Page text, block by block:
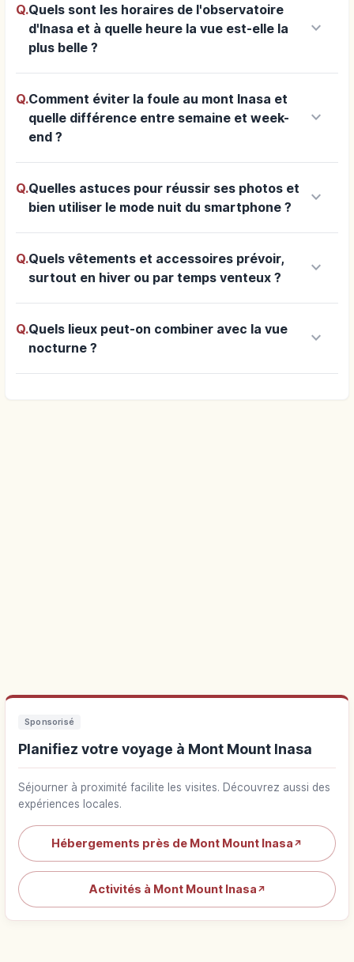
Q.Quels sont les horaires de l'observatoire
d'Inasa et à quelle heure la vue est-elle la
plus belle ?
keyboard_arrow_down
Q.Comment éviter la foule au mont Inasa et
quelle différence entre semaine et week-
end ?
keyboard_arrow_down
Q.Quelles astuces pour réussir ses photos et
bien utiliser le mode nuit du smartphone ?
keyboard_arrow_down
Q.Quels vêtements et accessoires prévoir,
surtout en hiver ou par temps venteux ?
keyboard_arrow_down
Q.Quels lieux peut-on combiner avec la vue
nocturne ?
keyboard_arrow_down
Sponsorisé
Planifiez votre voyage à Mont Mount Inasa
Séjourner à proximité facilite les visites. Découvrez aussi des
expériences locales.
Hébergements près de Mont Mount Inasa ↗
Activités à Mont Mount Inasa ↗